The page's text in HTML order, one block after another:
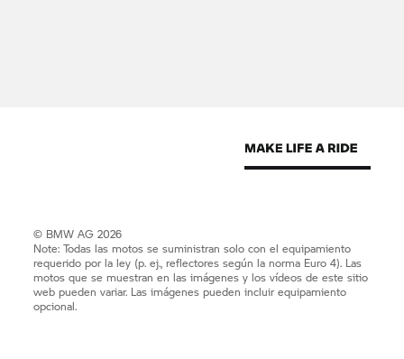
© BMW AG 2026
Note: Todas las motos se suministran solo con el equipamiento
requerido por la ley (p. ej., reflectores según la norma Euro 4). Las
motos que se muestran en las imágenes y los vídeos de este sitio
web pueden variar. Las imágenes pueden incluir equipamiento
opcional.